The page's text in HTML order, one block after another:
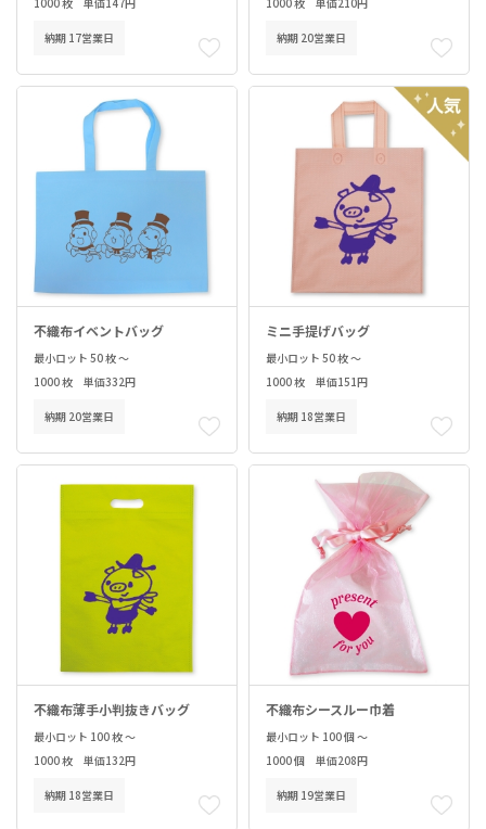
納期 17営業日 納期 20営業日
不織布イベントバッグ
最小ロット 50 枚 ～
1000 枚 単価332円
納期 20営業日
ミニ手提げバッグ
最小ロット 50 枚 ～
1000 枚 単価151円
納期 18営業日
不織布薄手小判抜きバッグ
最小ロット 100 枚 ～
1000 枚 単価132円
納期 18営業日
不織布シースルー巾着
最小ロット 100 個 ～
1000 個 単価208円
納期 19営業日